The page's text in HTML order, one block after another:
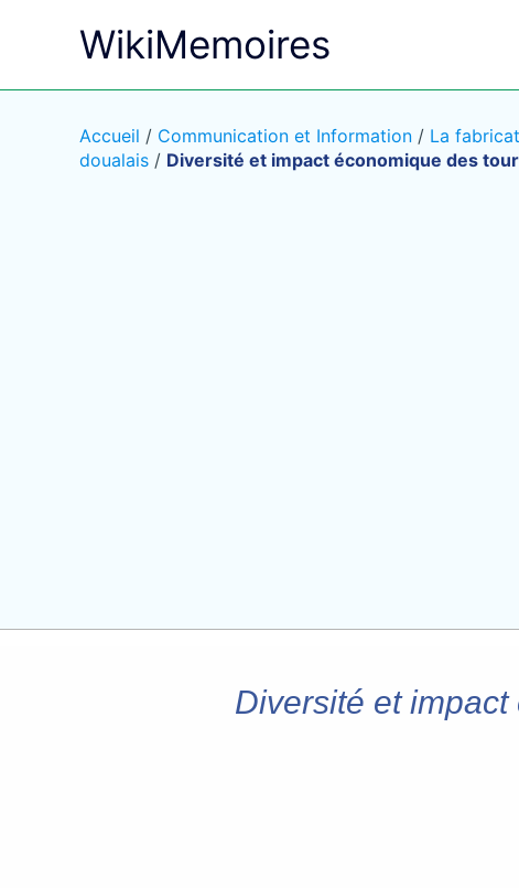
WikiMemoires
Accueil / Communication et Information / La
doualais / Diversité et impact économique des
Diversité et